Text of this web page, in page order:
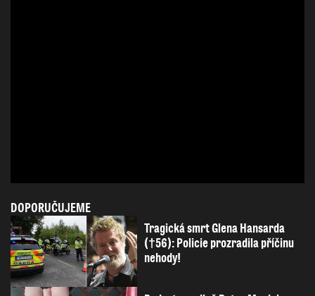
DOPORUČUJEME
Tragická smrt Glena Hansarda
(†56): Policie prozradila příčinu
nehody!